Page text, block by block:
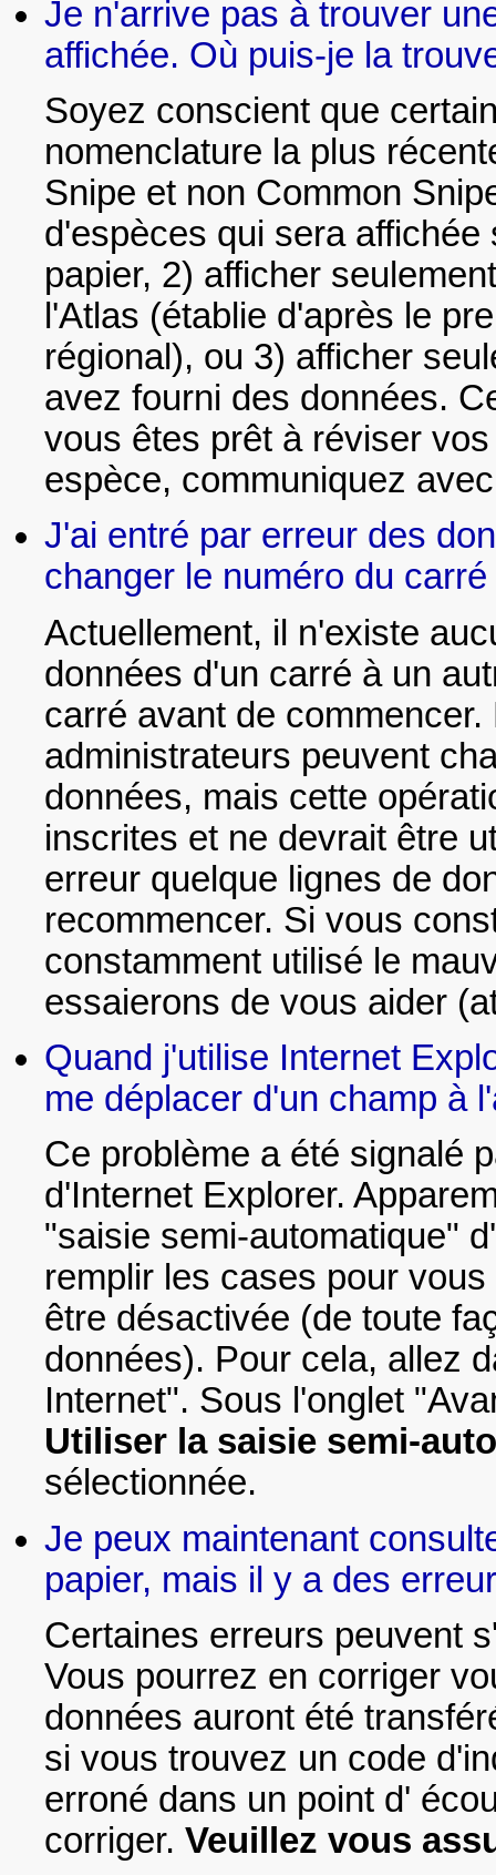
Je n'arrive pas à trouver
affichée. Où puis-je la
Soyez conscient que
nomenclature la plus
Snipe et non Common
d'espèces qui sera
papier, 2) afficher
l'Atlas (établie d'après le
régional), ou 3) afficher
avez fourni des données.
vous êtes prêt à réviser
espèce, communiquez
J'ai entré par erreur des
changer le numéro du
Actuellement, il n'existe
données d'un carré à un
carré avant de
administrateurs peuvent
données, mais cette
inscrites et ne devrait être
erreur quelque lignes de
recommencer. Si vous
constamment utilisé le
essaierons de vous aider
Quand j'utilise Internet
me déplacer d'un champ à
Ce problème a été signalé
d'Internet Explorer.
"saisie semi-automatique"
remplir les cases pour
être désactivée (de toute
données). Pour cela, allez
Internet". Sous l'onglet
Utiliser la saisie semi-
sélectionnée.
Je peux maintenant
papier, mais il y a des
Certaines erreurs peuvent
Vous pourrez en corriger
données auront été
si vous trouvez un code
erroné dans un point d'
corriger. Veuillez vous